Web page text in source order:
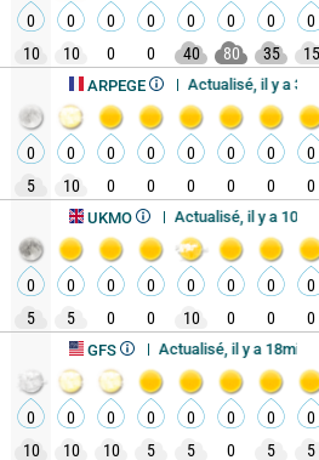
ARPEGE Actualisé, il y a 35min
Mise à jour dans 5h
UKMO Actualisé, il y a 10h
Mise à jour dans 2h
Actualisé, il y a 18min
Mise à jour dans 6h
0 0 0 0 0 0 0
0
10
10 0 0 40 80 35 15
0 0 0 0 0 0 0
0
5
10 0 0 0 0 0 0
0 0 0 0 0 0 0
0
5
5 0 0 10 0 0 0
0 0 0 0 0 0 0
0
10
10 10 5 5 0 5 5